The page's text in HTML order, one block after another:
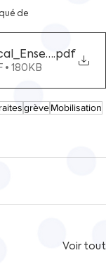
de
.pdf
• 180KB
grèveMobilisation
Voir tout